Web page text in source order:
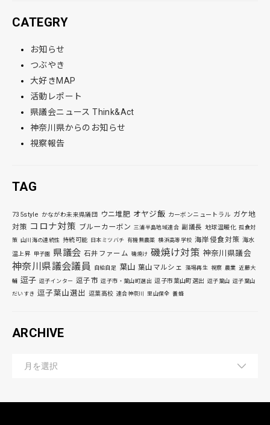
CATEGRY
お知らせ
つぶやき
大好きMAP
活動レポート
県議会ニュース Think&Act
神奈川県からのお知らせ
視察報告
TAG
735style かながわ未来県議団 ウニ堆肥 オヤジ飯 カーボンニュートラル ガケ地
対策 コロナ対策 ブルーカーボン 三浦半島地域連合 副議長 地球温暖化 孤食対
策 山川海の連続性 持続可能 日本ミツバチ 有機無農薬 横浜高等学校 海岸侵食対策 海水
温上昇 甲子園 県議会 石井ファーム 磯焼け 磯焼け対策 神奈川県議会
神奈川県議会議員 自給自足 葉山 葉山マルシェ 藻場再生 視察 農業 近藤大
輔 逗子 逗子インター 逗子市 逗子市・葉山町選出 逗子市葉山町選出 逗子葉山 逗子葉山
だいすき 逗子葉山選出 逗葉高校 連合神奈川 里山保全 養蜂
ARCHIVE